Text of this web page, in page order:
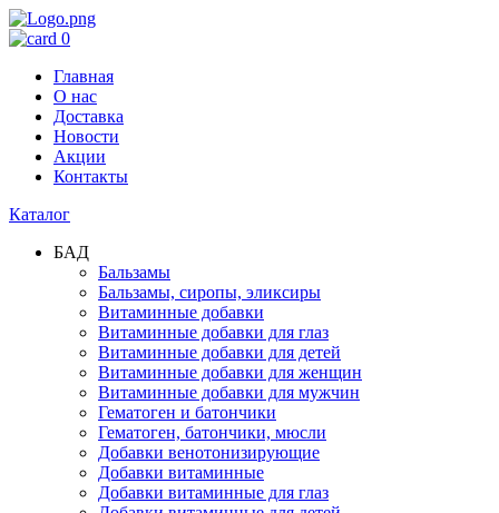
0
Главная
О нас
Доставка
Новости
Акции
Контакты
Каталог
БАД
Бальзамы
Бальзамы, сиропы, эликсиры
Витаминные добавки
Витаминные добавки для глаз
Витаминные добавки для детей
Витаминные добавки для женщин
Витаминные добавки для мужчин
Гематоген и батончики
Гематоген, батончики, мюсли
Добавки венотонизирующие
Добавки витаминные
Добавки витаминные для глаз